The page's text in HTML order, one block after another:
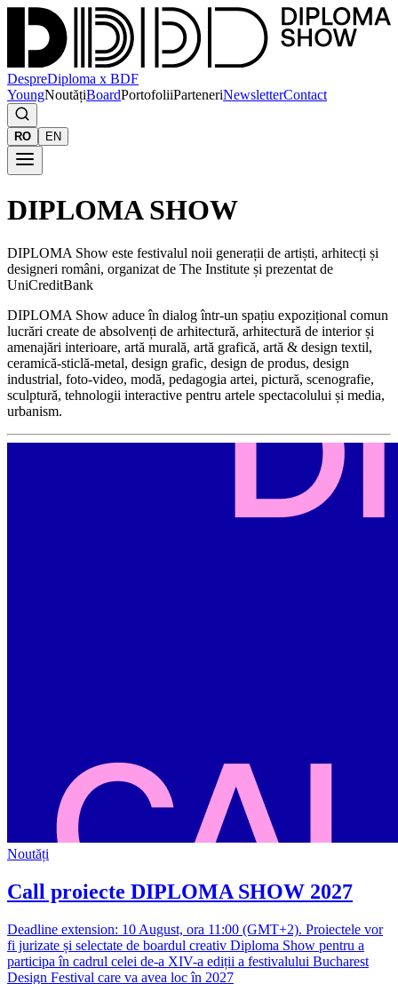
DespreDiploma x BDF
YoungNoutățiBoardPortofoliiParteneriNewsletterContact
RO EN
DIPLOMA SHOW
DIPLOMA Show este festivalul noii generații de artiști, arhitecți și
designeri români, organizat de The Institute și prezentat de
UniCreditBank
DIPLOMA Show aduce în dialog într-un spațiu expozițional comun
lucrări create de absolvenți de arhitectură, arhitectură de interior și
amenajări interioare, artă murală, artă grafică, artă & design textil,
ceramică-sticlă-metal, design grafic, design de produs, design
industrial, foto-video, modă, pedagogia artei, pictură, scenografie,
sculptură, tehnologii interactive pentru artele spectacolului și media,
urbanism.
Noutăți
Call proiecte DIPLOMA SHOW 2027
Deadline extension: 10 August, ora 11:00 (GMT+2). Proiectele vor
fi jurizate și selectate de boardul creativ Diploma Show pentru a
participa în cadrul celei de-a XIV-a ediții a festivalului Bucharest
Design Festival care va avea loc în 2027